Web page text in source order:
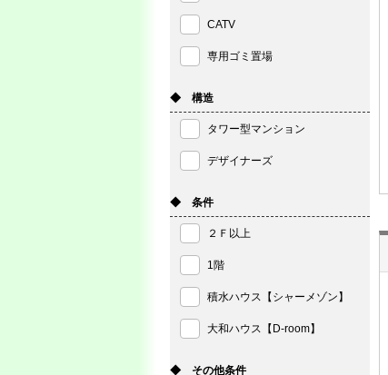
CATV
専用ゴミ置場
◆ 構造
タワー型マンション
デザイナーズ
◆ 条件
２Ｆ以上
1階
積水ハウス【シャーメゾン】
大和ハウス【D-room】
◆ その他条件